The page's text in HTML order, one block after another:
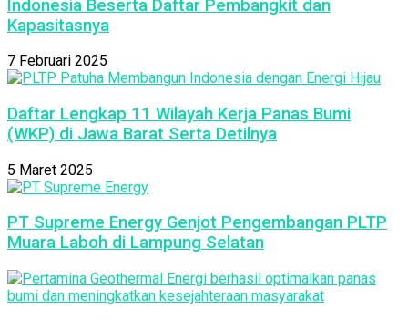
Indonesia Beserta Daftar Pembangkit dan
Kapasitasnya
7 Februari 2025
Daftar Lengkap 11 Wilayah Kerja Panas Bumi
(WKP) di Jawa Barat Serta Detilnya
5 Maret 2025
PT Supreme Energy Genjot Pengembangan PLTP
Muara Laboh di Lampung Selatan